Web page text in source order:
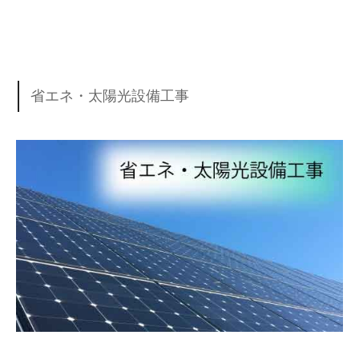
省エネ・太陽光設備工事